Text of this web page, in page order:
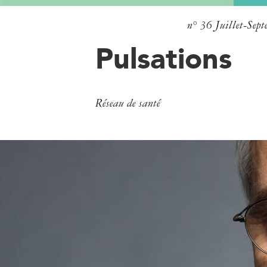
n° 36 Juillet-
Pulsations
Réseau de santé